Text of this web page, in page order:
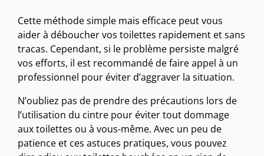
Cette méthode simple mais efficace peut vous
aider à déboucher vos toilettes rapidement et sans
tracas. Cependant, si le problème persiste malgré
vos efforts, il est recommandé de faire appel à un
professionnel pour éviter d’aggraver la situation.
N’oubliez pas de prendre des précautions lors de
l’utilisation du cintre pour éviter tout dommage
aux toilettes ou à vous-même. Avec un peu de
patience et ces astuces pratiques, vous pouvez